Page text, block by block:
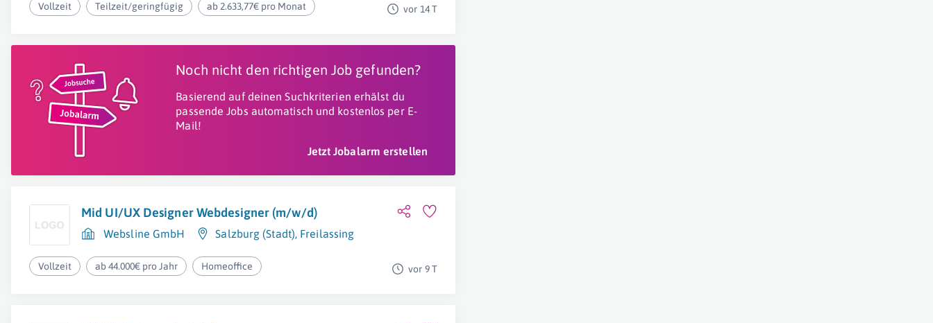
Vollzeit Teilzeit/geringfügig ab 2.633,77€ pro Monat vor 14 T
Noch nicht den richtigen Job gefunden?
Basierend auf deinen Suchkriterien erhälst du
passende Jobs automatisch und kostenlos per E-
Mail!
Jetzt Jobalarm erstellen
Mid UI/UX Designer Webdesigner (m/w/d)
Websline GmbH Salzburg (Stadt), Freilassing
Vollzeit ab 44.000€ pro Jahr Homeoffice vor 9 T